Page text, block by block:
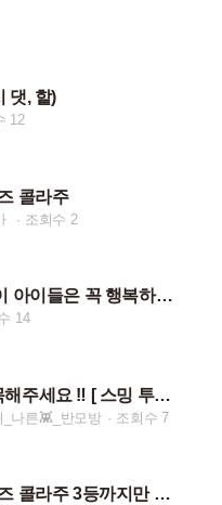
댓, 핱)
12
콜라주
조회수 2
신이 있다면 이 아이들은 꼭 행복하게 해주세요
14
원도어들 주목해주세요 ‼️ [ 스밍 투표 ]
나른👾_반모방 조회수 7
토픽2등 혁명즈 콜라주 3등까지만 올릴게요